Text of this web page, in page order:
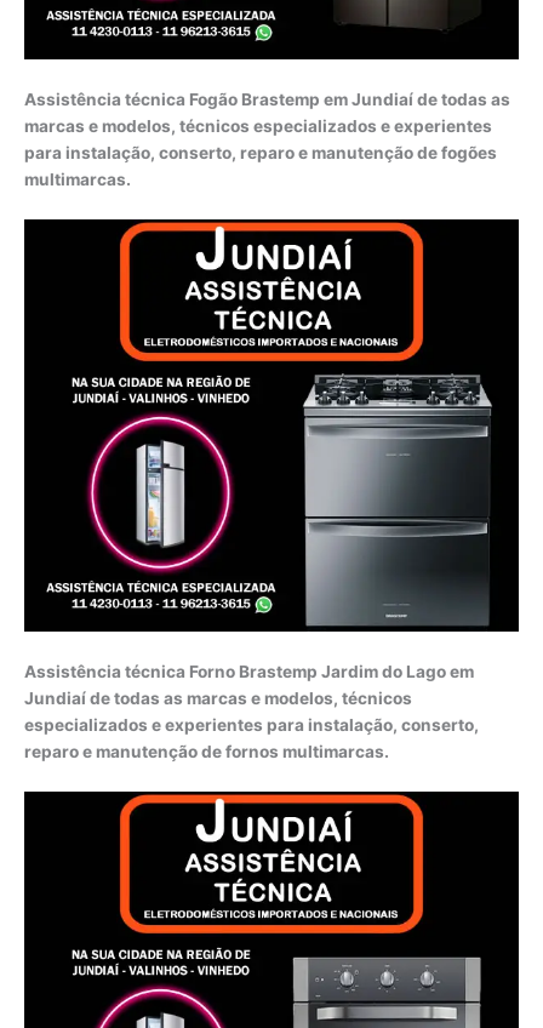
Assistência técnica Fogão Brastemp em Jundiaí de todas as
marcas e modelos, técnicos especializados e experientes
para instalação, conserto, reparo e manutenção de fogões
multimarcas.
Assistência técnica Forno Brastemp Jardim do Lago em
Jundiaí de todas as marcas e modelos, técnicos
especializados e experientes para instalação, conserto,
reparo e manutenção de fornos multimarcas.